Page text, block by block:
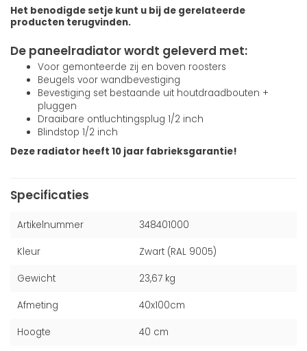
Het benodigde setje kunt u bij de gerelateerde
producten terugvinden.
De paneelradiator wordt geleverd met:
Voor gemonteerde zij en boven roosters
Beugels voor wandbevestiging
Bevestiging set bestaande uit houtdraadbouten +
pluggen
Draaibare ontluchtingsplug 1/2 inch
Blindstop 1/2 inch
Deze radiator heeft 10 jaar fabrieksgarantie!
Specificaties
Artikelnummer 348401000
Kleur Zwart (RAL 9005)
Gewicht 23,67 kg
Afmeting 40x100cm
Hoogte 40 cm